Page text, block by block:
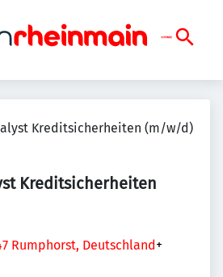
Kreditsicherheiten (m/w/d)
Kreditsicherheiten
Rumphorst, Deutschland+